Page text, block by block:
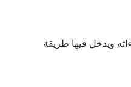
ويدخل فيها طريقة